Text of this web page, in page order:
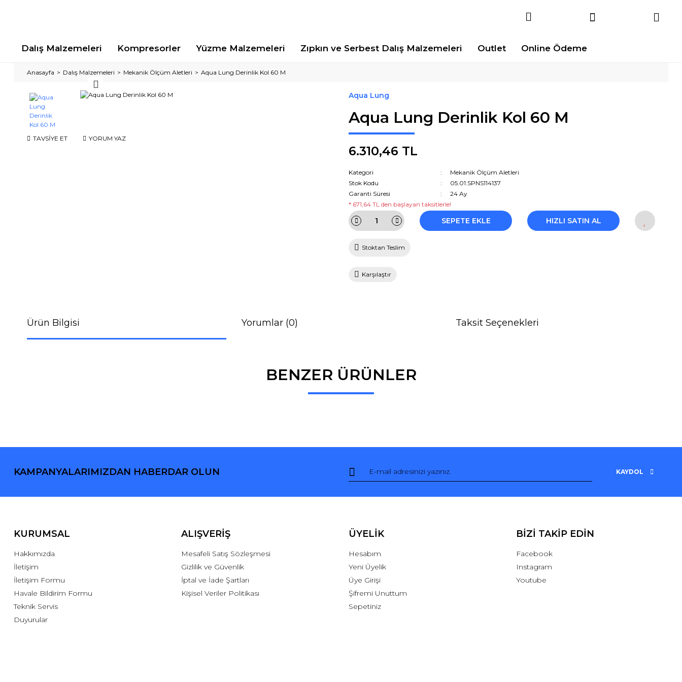
Dalış Malzemeleri Kompresorler Yüzme Malzemeleri Zıpkın ve Serbest Dalış Malzemeleri Outlet Online Ödeme
Anasayfa Dalış Malzemeleri Mekanik Ölçüm Aletleri Aqua Lung Derinlik Kol 60 M
TAVSİYE ET YORUM YAZ
Aqua Lung
Aqua Lung Derinlik Kol 60 M
6.310,46 TL
Kategori
Mekanik Ölçüm Aletleri
Stok Kodu
05.01.SPNS114137
Garanti Süresi
24 Ay
* 671,64 TL den başlayan taksitlerle!
SEPETE EKLE HIZLI SATIN AL
Stoktan Teslim
Karşılaştır
Ürün Bilgisi Yorumlar (0) Taksit Seçenekleri
BENZER ÜRÜNLER
KAMPANYALARIMIZDAN HABERDAR OLUN KAYDOL
KURUMSAL
Hakkımızda
İletişim
İletişim Formu
Havale Bildirim Formu
Teknik Servis
Duyurular
ALIŞVERİŞ
Mesafeli Satış Sözleşmesi
Gizlilik ve Güvenlik
İptal ve İade Şartları
Kişisel Veriler Politikası
ÜYELİK
Hesabım
Yeni Üyelik
Üye Girişi
Şifremi Unuttum
Sepetiniz
BİZİ TAKİP EDİN
Facebook
Instagram
Youtube